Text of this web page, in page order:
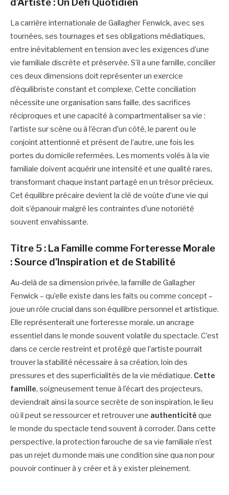
d’Artiste : Un Défi Quotidien
La carrière internationale de Gallagher Fenwick, avec ses
tournées, ses tournages et ses obligations médiatiques,
entre inévitablement en tension avec les exigences d’une
vie familiale discrète et préservée. S’il a une famille, concilier
ces deux dimensions doit représenter un exercice
d’équilibriste constant et complexe. Cette conciliation
nécessite une organisation sans faille, des sacrifices
réciproques et une capacité à compartmentaliser sa vie :
l’artiste sur scène ou à l’écran d’un côté, le parent ou le
conjoint attentionné et présent de l’autre, une fois les
portes du domicile refermées. Les moments volés à la vie
familiale doivent acquérir une intensité et une qualité rares,
transformant chaque instant partagé en un trésor précieux.
Cet équilibre précaire devient la clé de voûte d’une vie qui
doit s’épanouir malgré les contraintes d’une notoriété
souvent envahissante.
Titre 5 : La Famille comme Forteresse Morale
: Source d’Inspiration et de Stabilité
Au-delà de sa dimension privée, la famille de Gallagher
Fenwick – qu’elle existe dans les faits ou comme concept –
joue un rôle crucial dans son équilibre personnel et artistique.
Elle représenterait une forteresse morale, un ancrage
essentiel dans le monde souvent volatile du spectacle. C’est
dans ce cercle restreint et protégé que l’artiste pourrait
trouver la stabilité nécessaire à sa création, loin des
pressures et des superficialités de la vie médiatique. Cette
famille, soigneusement tenue à l’écart des projecteurs,
deviendrait ainsi la source secrète de son inspiration, le lieu
où il peut se ressourcer et retrouver une authenticité que
le monde du spectacle tend souvent à corroder. Dans cette
perspective, la protection farouche de sa vie familiale n’est
pas un rejet du monde mais une condition sine qua non pour
pouvoir continuer à y créer et à y exister pleinement.